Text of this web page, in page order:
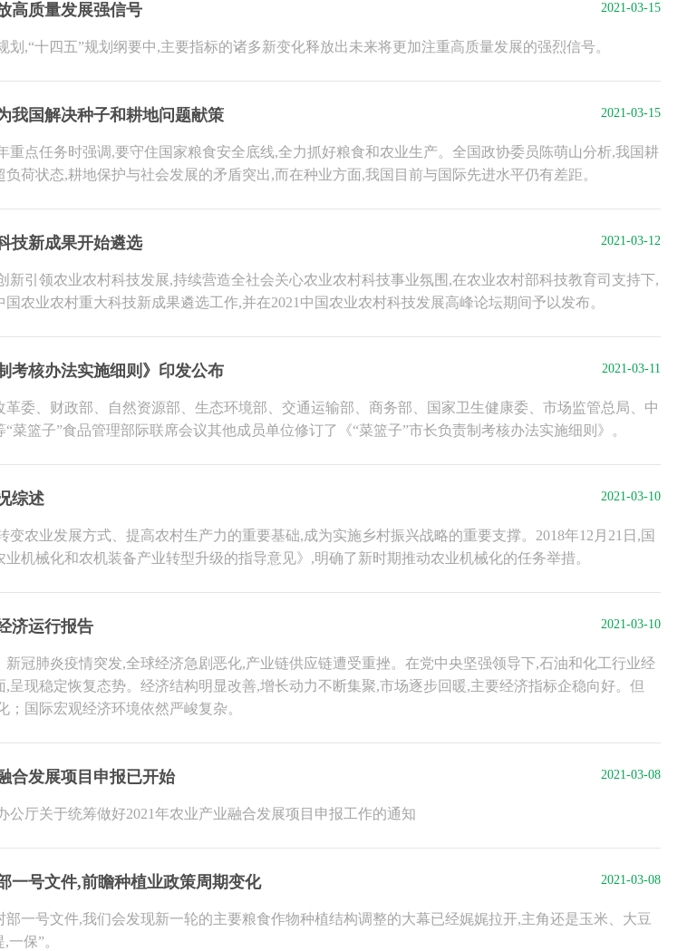
高质量发展强信号 2021-03-15
划,“十四五”规划纲要中,主要指标的诸多新变化释放出未来将更加注重高质量发展的强烈信号。
我国解决种子和耕地问题献策 2021-03-15
重点任务时强调,要守住国家粮食安全底线,全力抓好粮食和农业生产。全国政协委员陈萌山分析,我国耕
荷状态,耕地保护与社会发展的矛盾突出,而在种业方面,我国目前与国际先进水平仍有差距。
技新成果开始遴选 2021-03-12
新引领农业农村科技发展,持续营造全社会关心农业农村科技事业氛围,在农业农村部科技教育司支持下,
农业农村重大科技新成果遴选工作,并在2021中国农业农村科技发展高峰论坛期间予以发布。
考核办法实施细则》印发公布 2021-03-11
革委、财政部、自然资源部、生态环境部、交通运输部、商务部、国家卫生健康委、市场监管总局、中
菜篮子”食品管理部际联席会议其他成员单位修订了《“菜篮子”市长负责制考核办法实施细则》。
综述 2021-03-10
变农业发展方式、提高农村生产力的重要基础,成为实施乡村振兴战略的重要支撑。2018年12月21日,国
机械化和农机装备产业转型升级的指导意见》,明确了新时期推动农业机械化的任务举措。
济运行报告 2021-03-10
新冠肺炎疫情突发,全球经济急剧恶化,产业链供应链遭受重挫。在党中央坚强领导下,石油和化工行业经
呈现稳定恢复态势。经济结构明显改善,增长动力不断集聚,市场逐步回暖,主要经济指标企稳向好。但
；国际宏观经济环境依然严峻复杂。
合发展项目申报已开始 2021-03-08
公厅关于统筹做好2021年农业产业融合发展项目申报工作的通知
一号文件,前瞻种植业政策周期变化 2021-03-08
部一号文件,我们会发现新一轮的主要粮食作物种植结构调整的大幕已经娓娓拉开,主角还是玉米、大豆
保”。